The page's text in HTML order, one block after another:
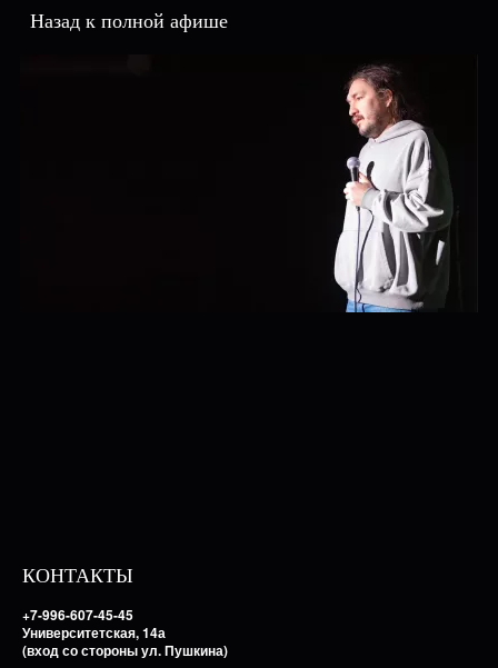
Назад к полной афише
КОНТАКТЫ
+7-996-607-45-45
Университетская, 14а
(вход со стороны ул. Пушкина)